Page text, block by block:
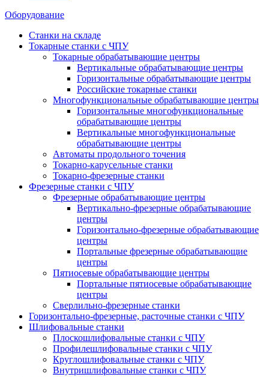
Оборудование
Станки на складе
Токарные станки с ЧПУ
Токарные обрабатывающие центры
Вертикальные обрабатывающие центры
Горизонтальные обрабатывающие центры
Российские токарные станки
Многофункциональные обрабатывающие центры
Горизонтальные многофункциональные
обрабатывающие центры
Вертикальные многофункциональные
обрабатывающие центры
Автоматы продольного точения
Токарно-карусельные станки
Токарно-фрезерные станки
Фрезерные станки с ЧПУ
Фрезерные обрабатывающие центры
Вертикально-фрезерные обрабатывающие
центры
Горизонтально-фрезерные обрабатывающие
центры
Портальные фрезерные обрабатывающие
центры
Пятиосевые обрабатывающие центры
Портальные пятиосевые обрабатывающие
центры
Сверлильно-фрезерные станки
Горизонтально-фрезерные, расточные станки с ЧПУ
Шлифовальные станки
Плоскошлифовальные станки с ЧПУ
Профилешлифовальные станки с ЧПУ
Круглошлифовальные станки с ЧПУ
Внутришлифовальные станки с ЧПУ